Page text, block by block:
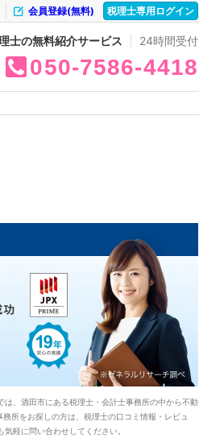
税理士専用ログイン
会員登録(無料)
士の無料紹介サービス 24時間受付
050 7586 4418
、酒田市にある税理士・会計士事務所の中から不動
所をお探しの方は、税理士の口コミ情報・レビュ
軽に問い合わせしてください。